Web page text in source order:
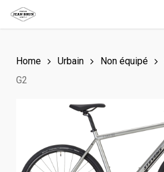
Skip
to
contentHome Urbain Non équipé
G2